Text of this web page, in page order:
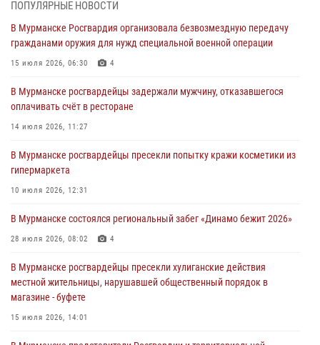
03 августа 2026, 12:23 4
Сотрудники вневедомственной охраны Росгвардии пресекли
хулиганские действия дебошира на автозаправочной станции
города Кандалакши
Сотрудники Росгвардии провели инструктаж по
антитеррористической защищенности для членов избирательных
31 июля 2026, 08:48 3
Сотрудники Росгвардии задержали мужчину, не оплатившего счет в
30 июля 2026, 14:09
тактическое занятие совместно с МЧС России
30 июля 2026, 14:05
ПОПУЛЯРНЫЕ НОВОСТИ
В Мурманске Росгвардия организовала безвозмездную передачу
гражданами оружия для нужд специальной военной операции
15 июля 2026, 06:30 4
В Мурманске росгвардейцы задержали мужчину, отказавшегося
оплачивать счёт в ресторане
14 июля 2026, 11:27
В Мурманске росгвардейцы пресекли попытку кражи косметики из
гипермаркета
10 июля 2026, 12:31
В Мурманске состоялся региональный забег «Динамо бежит 2026»
28 июля 2026, 08:02 4
В Мурманске росгвардейцы пресекли хулиганские действия
местной жительницы, нарушавшей общественный порядок в
магазине - буфете
15 июля 2026, 14:01